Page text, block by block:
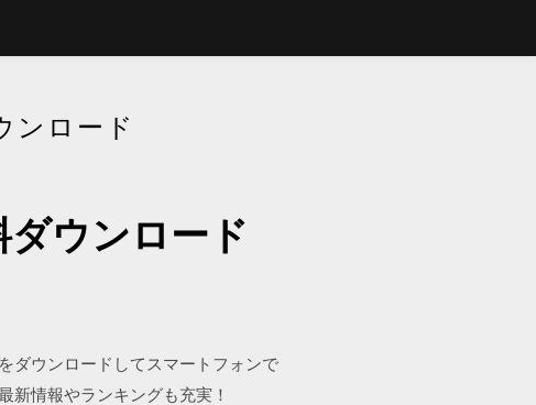
ンロード
ウンロード
ダウンロードしてスマートフォンで
新情報やランキングも充実！